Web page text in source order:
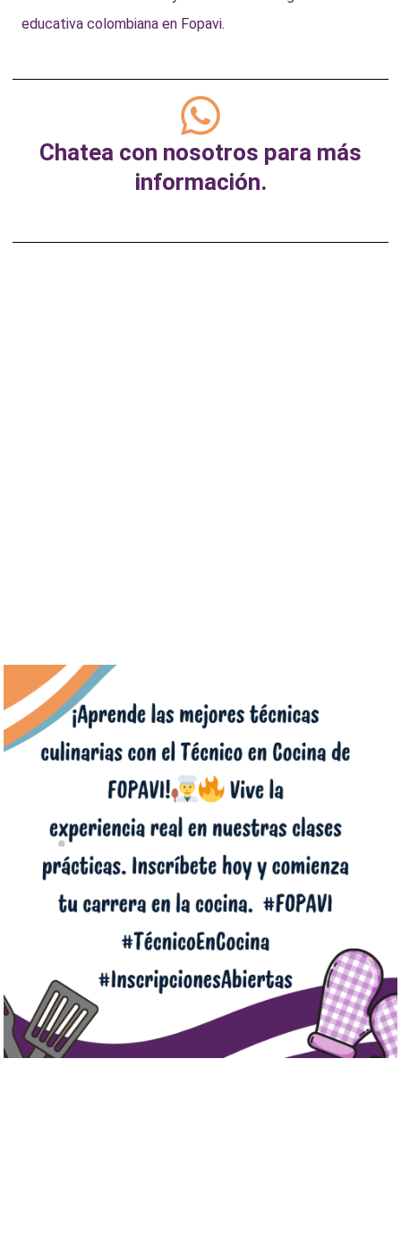
educativa colombiana en Fopavi.
Chatea con nosotros para más
información.